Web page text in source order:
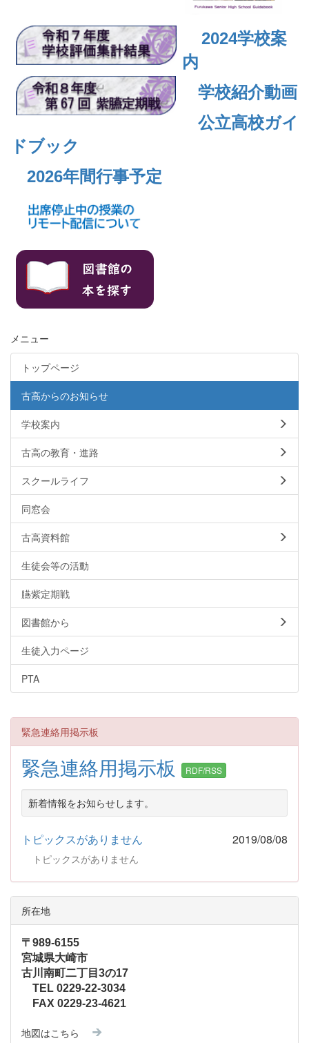
2024学校案
内
学校紹介動画
公立高校ガイ
ドブック
2026年間行事予定
メニュー
トップページ
古高からのお知らせ
学校案内
古高の教育・進路
スクールライフ
同窓会
古高資料館
生徒会等の活動
臙紫定期戦
図書館から
生徒入力ページ
PTA
緊急連絡用掲示板
緊急連絡用掲示板 RDF/RSS
新着情報をお知らせします。
トピックスがありません 2019/08/08
トピックスがありません
所在地
〒989-6155
宮城県大崎市
古川南町二丁目3の17
TEL 0229-22-3034
FAX 0229-23-4621
地図はこちら